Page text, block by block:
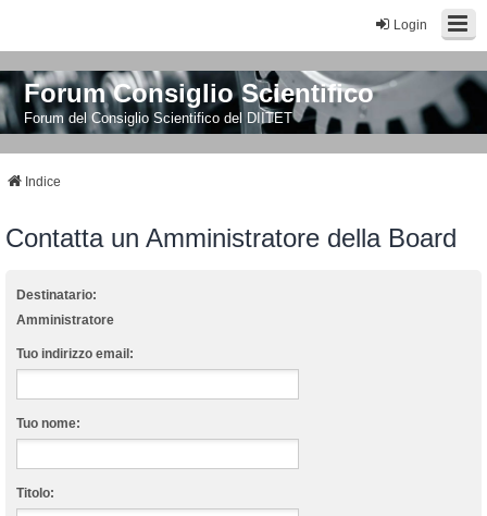
Login
Forum Consiglio Scientifico
Forum del Consiglio Scientifico del DIITET
Indice
Contatta un Amministratore della Board
Destinatario:
Amministratore
Tuo indirizzo email:
Tuo nome:
Titolo: